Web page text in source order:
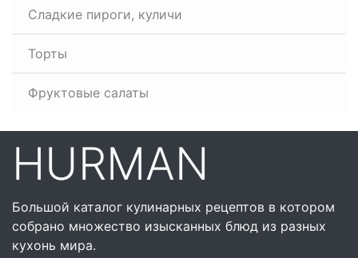
Сладкие пироги, куличи
Торты
Фруктовые салаты
HURMAN
Большой каталог кулинарных рецептов в котором
собрано множество изысканных блюд из разных
кухонь мира.